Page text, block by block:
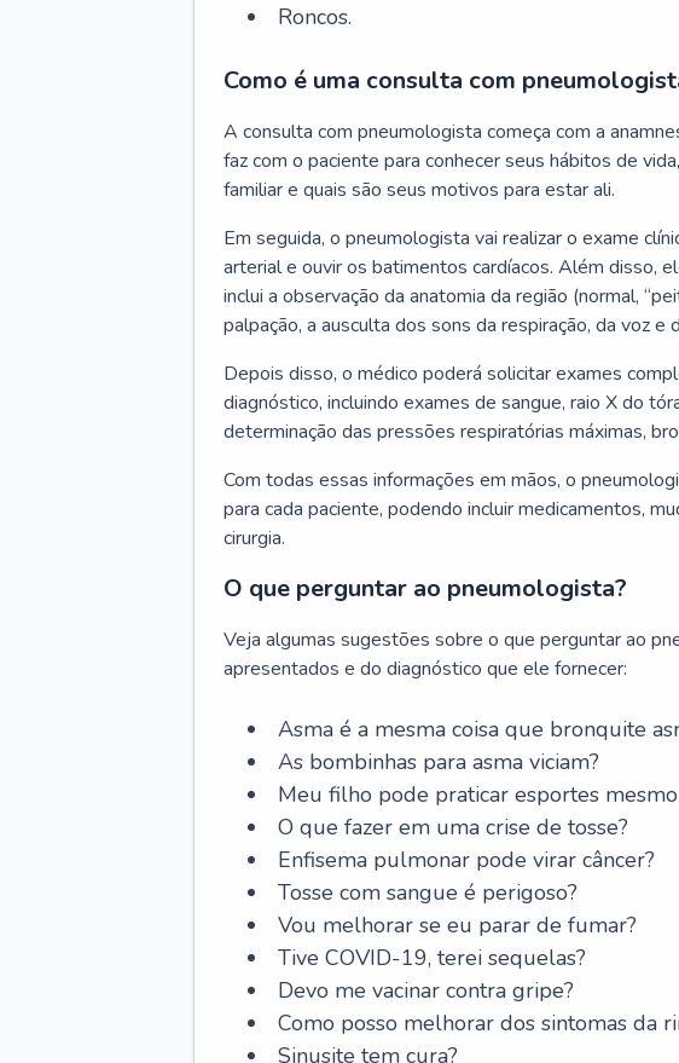
Roncos.
Como é uma consulta com
A consulta com pneumologista começa com a
faz com o paciente para conhecer seus hábitos de
familiar e quais são seus motivos para estar ali.
Em seguida, o pneumologista vai realizar o exame
arterial e ouvir os batimentos cardíacos. Além disso,
inclui a observação da anatomia da região (normal,
palpação, a ausculta dos sons da respiração, da voz
Depois disso, o médico poderá solicitar exames
diagnóstico, incluindo exames de sangue, raio X do
determinação das pressões respiratórias máximas,
Com todas essas informações em mãos, o
para cada paciente, podendo incluir medicamentos,
cirurgia.
O que perguntar ao pneumologista?
Veja algumas sugestões sobre o que perguntar ao
apresentados e do diagnóstico que ele fornecer:
Asma é a mesma coisa que bronquite
As bombinhas para asma viciam?
Meu filho pode praticar esportes
O que fazer em uma crise de tosse?
Enfisema pulmonar pode virar câncer?
Tosse com sangue é perigoso?
Vou melhorar se eu parar de fumar?
Tive COVID-19, terei sequelas?
Devo me vacinar contra gripe?
Como posso melhorar dos sintomas da
Sinusite tem cura?